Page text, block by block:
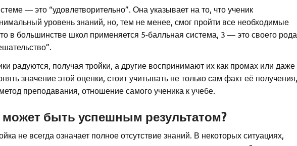
— это “удовлетворительно”. Она указывает на то, что ученик
уровень знаний, но, тем не менее, смог пройти все необходимые
в большинстве школ применяется 5-балльная система, 3 — это своего рода
радуются, получая тройки, а другие воспринимают их как промах или даже
значение этой оценки, стоит учитывать не только сам факт её получения,
преподавания, отношение самого ученика к учебе.
может быть успешным результатом?
не всегда означает полное отсутствие знаний. В некоторых ситуациях,